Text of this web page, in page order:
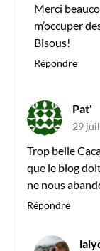
Merci
m’occuper
Bisous!
Répondre
Pat'
29
Trop belle
que le blog
ne nous
Répondre